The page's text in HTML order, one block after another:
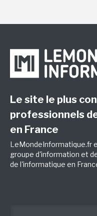
Le site le plus
professionnels
en France
LeMondeInformatique.fr
groupe d'information et
de l'informatique en